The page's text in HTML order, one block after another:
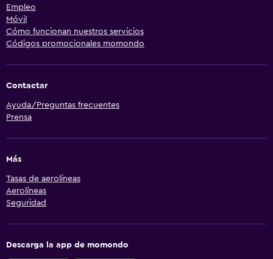
Empleo
Móvil
Cómo funcionan nuestros servicios
Códigos promocionales momondo
Contactar
Ayuda/Preguntas frecuentes
Prensa
Más
Tasas de aerolíneas
Aerolíneas
Seguridad
Descarga la app de momondo